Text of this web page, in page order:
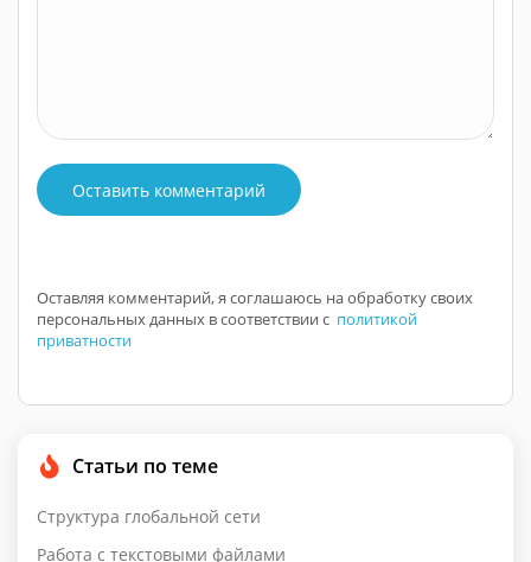
Оставить комментарий
Оставляя комментарий, я соглашаюсь на обработку своих
персональных данных в соответствии с политикой
приватности
Статьи по теме
Структура глобальной сети
Работа с текстовыми файлами